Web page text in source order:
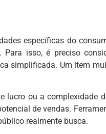
específicas do
isso, é preciso
simplificada. Um item
lucro ou a complexidade
de vendas.
realmente busca.